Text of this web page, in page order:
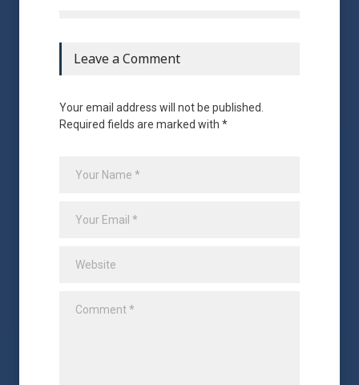
Leave a Comment
Your email address will not be published.
Required fields are marked with *